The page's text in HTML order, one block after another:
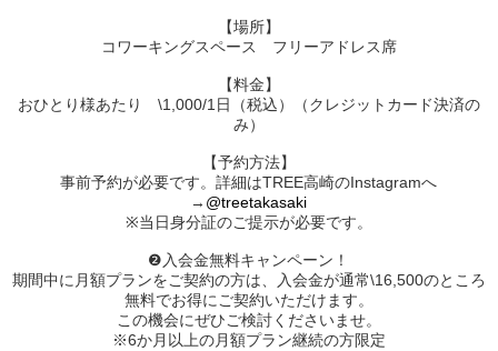
【場所】
コワーキングスペース フリーアドレス席
【料金】
おひとり様あたり \1,000/1日（税込）（クレジットカード決済の
み）
【予約方法】
事前予約が必要です。詳細はTREE高崎のInstagramへ⁡⁡
→ @treetakasaki
※当日身分証のご提示が必要です。
❷入会金無料キャンペーン！
期間中に月額プランをご契約の方は、入会金が通常\16,500のところ
無料でお得にご契約いただけます。
この機会にぜひご検討くださいませ。
※6か月以上の月額プラン継続の方限定